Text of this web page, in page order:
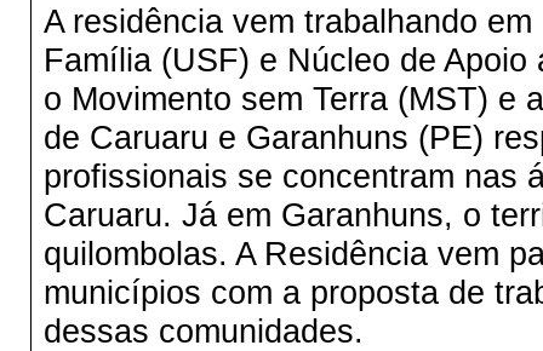
A residência vem trabalhando
Família (USF) e Núcleo de
o Movimento sem Terra (MST) e
de Caruaru e Garanhuns (PE)
profissionais se concentram nas
Caruaru. Já em Garanhuns, o
quilombolas. A Residência vem
municípios com a proposta de
dessas comunidades.